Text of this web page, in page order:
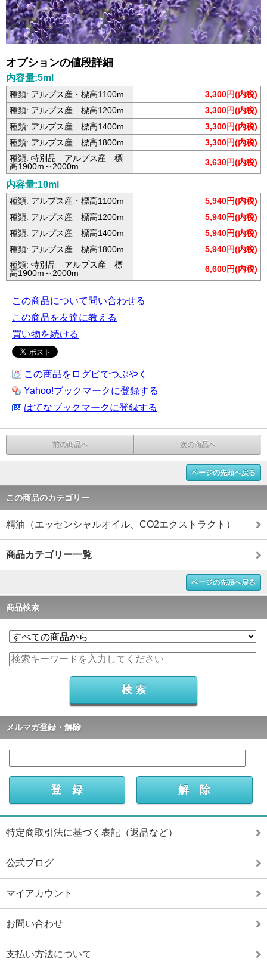
オプションの値段詳細
内容量:5ml
種類: アルプス産・標高1100m
3,300円(内税)
種類: アルプス産 標高1200m
3,300円(内税)
種類: アルプス産 標高1400m
3,300円(内税)
種類: アルプス産 標高1800m
3,300円(内税)
種類: 特別品 アルプス産 標
高1900m～2000m
3,630円(内税)
内容量:10ml
種類: アルプス産・標高1100m
5,940円(内税)
種類: アルプス産 標高1200m
5,940円(内税)
種類: アルプス産 標高1400m
5,940円(内税)
種類: アルプス産 標高1800m
5,940円(内税)
種類: 特別品 アルプス産 標
高1900m～2000m
6,600円(内税)
この商品について問い合わせる
この商品を友達に教える
買い物を続ける
この商品をログピでつぶやく
Yahoo!ブックマークに登録する
はてなブックマークに登録する
前の商品へ 次の商品へ
ページの先頭へ戻る
この商品のカテゴリー
精油（エッセンシャルオイル、CO2エクストラクト）
商品カテゴリー一覧
ページの先頭へ戻る
商品検索
メルマガ登録・解除
特定商取引法に基づく表記（返品など）
公式ブログ
マイアカウント
お問い合わせ
支払い方法について